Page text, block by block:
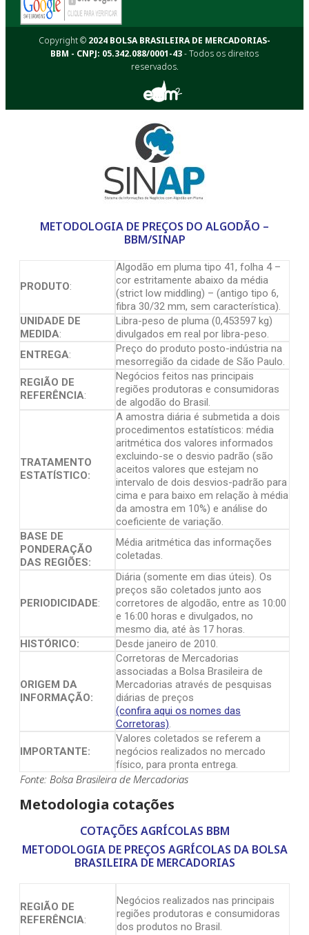
Copyright © 2024 BOLSA BRASILEIRA DE MERCADORIAS-
BBM - CNPJ: 05.342.088/0001-43- Todos os direitos
reservados.
METODOLOGIA DE PREÇOS DO ALGODÃO –
BBM/SINAP
PRODUTO:
Algodão em pluma tipo 41, folha 4 –
cor estritamente abaixo da média
(strict low middling) – (antigo tipo 6,
fibra 30/32 mm, sem característica).
UNIDADE DE
MEDIDA:
Libra-peso de pluma (0,453597 kg)
divulgados em real por libra-peso.
ENTREGA:
Preço do produto posto-indústria na
mesorregião da cidade de São Paulo.
REGIÃO DE
REFERÊNCIA:
Negócios feitos nas principais
regiões produtoras e consumidoras
de algodão do Brasil.
TRATAMENTO
ESTATÍSTICO:
A amostra diária é submetida a dois
procedimentos estatísticos: média
aritmética dos valores informados
excluindo-se o desvio padrão (são
aceitos valores que estejam no
intervalo de dois desvios-padrão para
cima e para baixo em relação à média
da amostra em 10%) e análise do
coeficiente de variação.
BASE DE
PONDERAÇÃO
DAS REGIÕES:
Média aritmética das informações
coletadas.
PERIODICIDADE:
Diária (somente em dias úteis). Os
preços são coletados junto aos
corretores de algodão, entre as 10:00
e 16:00 horas e divulgados, no
mesmo dia, até às 17 horas.
HISTÓRICO:
Desde janeiro de 2010.
ORIGEM DA
INFORMAÇÃO:
Corretoras de Mercadorias
associadas a Bolsa Brasileira de
Mercadorias através de pesquisas
diárias de preços
(confira aqui os nomes das
Corretoras).
IMPORTANTE:
Valores coletados se referem a
negócios realizados no mercado
físico, para pronta entrega.
Fonte: Bolsa Brasileira de Mercadorias
Metodologia cotações
COTAÇÕES AGRÍCOLAS BBM
METODOLOGIA DE PREÇOS AGRÍCOLAS DA BOLSA
BRASILEIRA DE MERCADORIAS
REGIÃO DE
REFERÊNCIA:
Negócios realizados nas principais
regiões produtoras e consumidoras
dos produtos no Brasil.